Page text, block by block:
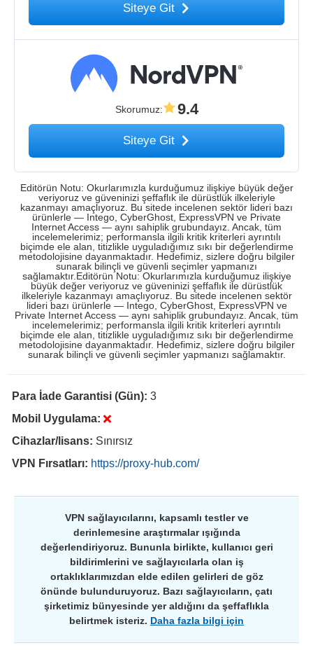
Siteye Git
Skorumuz: 9.4
Siteye Git
Editörün Notu: Okurlarımızla kurduğumuz ilişkiye büyük değer
veriyoruz ve güveninizi şeffaflık ile dürüstlük ilkeleriyle
kazanmayı amaçlıyoruz. Bu sitede incelenen sektör lideri bazı
ürünlerle — Intego, CyberGhost, ExpressVPN ve Private
Internet Access — aynı sahiplik grubundayız. Ancak, tüm
incelemelerimiz; performansla ilgili kritik kriterleri ayrıntılı
biçimde ele alan, titizlikle uyguladığımız sıkı bir değerlendirme
metodolojisine dayanmaktadır. Hedefimiz, sizlere doğru bilgiler
sunarak bilinçli ve güvenli seçimler yapmanızı
sağlamaktır.Editörün Notu: Okurlarımızla kurduğumuz ilişkiye
büyük değer veriyoruz ve güveninizi şeffaflık ile dürüstlük
ilkeleriyle kazanmayı amaçlıyoruz. Bu sitede incelenen sektör
lideri bazı ürünlerle — Intego, CyberGhost, ExpressVPN ve
Private Internet Access — aynı sahiplik grubundayız. Ancak, tüm
incelemelerimiz; performansla ilgili kritik kriterleri ayrıntılı
biçimde ele alan, titizlikle uyguladığımız sıkı bir değerlendirme
metodolojisine dayanmaktadır. Hedefimiz, sizlere doğru bilgiler
sunarak bilinçli ve güvenli seçimler yapmanızı sağlamaktır.
Para İade Garantisi (Gün): 3
Mobil Uygulama:
Cihazlar/lisans: Sınırsız
VPN Fırsatları: https://proxy-hub.com/
VPN sağlayıcılarını, kapsamlı testler ve
derinlemesine araştırmalar ışığında
değerlendiriyoruz. Bununla birlikte, kullanıcı geri
bildirimlerini ve sağlayıcılarla olan iş
ortaklıklarımızdan elde edilen gelirleri de göz
önünde bulunduruyoruz. Bazı sağlayıcıların, çatı
şirketimiz bünyesinde yer aldığını da şeffaflıkla
belirtmek isteriz. Daha fazla bilgi için